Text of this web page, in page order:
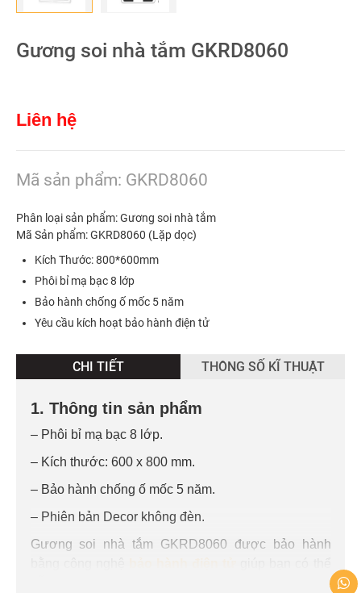
Gương soi nhà tắm GKRD8060
Liên hệ
Mã sản phẩm: GKRD8060
Phân loại sản phẩm: Gương soi nhà tắm
Mã Sản phẩm: GKRD8060 (Lặp dọc)
Kích Thước: 800*600mm
Phôi bỉ mạ bạc 8 lớp
Bảo hành chống ố mốc 5 năm
Yêu cầu kích hoạt bảo hành điện tử
CHI TIẾT THÔNG SỐ KĨ THUẬT
1. Thông tin sản phẩm
– Phôi bỉ mạ bạc 8 lớp.
– Kích thước: 600 x 800 mm.
– Bảo hành chống ố mốc 5 năm.
– Phiên bản Decor không đèn.
Gương soi nhà tắm GKRD8060 được bảo hành
dễ dàng tìm kiếm thông tin sản phẩm, bảo hành bất